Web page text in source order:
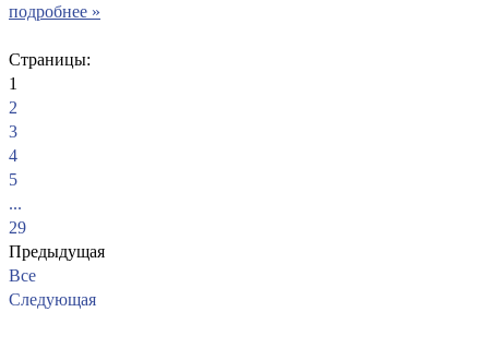
подробнее »
Страницы:
1
2
3
4
5
...
29
Предыдущая
Все
Следующая